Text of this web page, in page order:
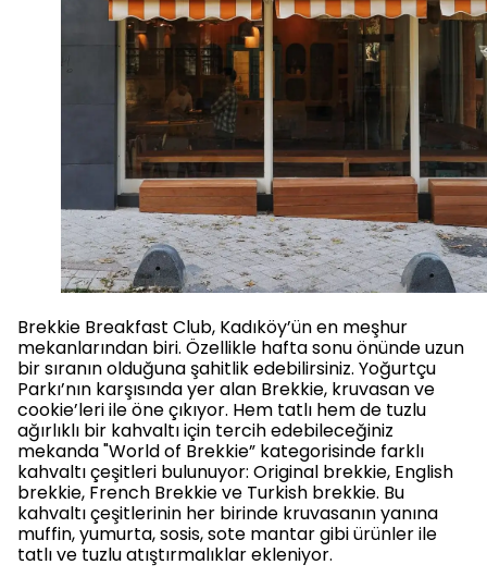
Brekkie Breakfast Club, Kadıköy’ün en meşhur
mekanlarından biri. Özellikle hafta sonu önünde uzun
bir sıranın olduğuna şahitlik edebilirsiniz. Yoğurtçu
Parkı’nın karşısında yer alan Brekkie, kruvasan ve
cookie’leri ile öne çıkıyor. Hem tatlı hem de tuzlu
ağırlıklı bir kahvaltı için tercih edebileceğiniz
mekanda "World of Brekkie” kategorisinde farklı
kahvaltı çeşitleri bulunuyor: Original brekkie, English
brekkie, French Brekkie ve Turkish brekkie. Bu
kahvaltı çeşitlerinin her birinde kruvasanın yanına
muffin, yumurta, sosis, sote mantar gibi ürünler ile
tatlı ve tuzlu atıştırmalıklar ekleniyor.